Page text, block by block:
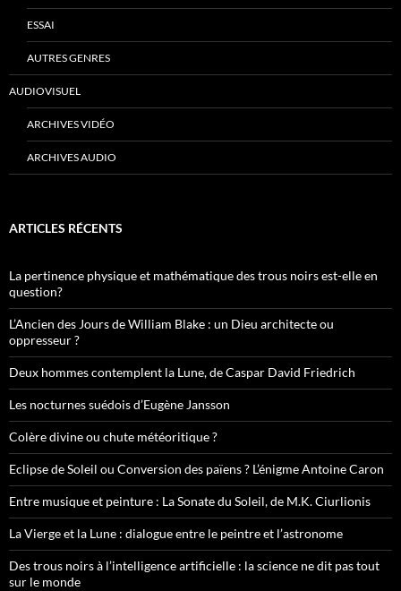
ESSAI
AUTRES GENRES
AUDIOVISUEL
ARCHIVES VIDÉO
ARCHIVES AUDIO
ARTICLES RÉCENTS
La pertinence physique et mathématique des trous noirs est-elle en
question?
L’Ancien des Jours de William Blake : un Dieu architecte ou
oppresseur ?
Deux hommes contemplent la Lune, de Caspar David Friedrich
Les nocturnes suédois d’Eugène Jansson
Colère divine ou chute météoritique ?
Eclipse de Soleil ou Conversion des païens ? L’énigme Antoine Caron
Entre musique et peinture : La Sonate du Soleil, de M.K. Ciurlionis
La Vierge et la Lune : dialogue entre le peintre et l’astronome
Des trous noirs à l’intelligence artificielle : la science ne dit pas tout
sur le monde